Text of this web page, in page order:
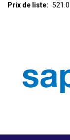
Prix de liste: